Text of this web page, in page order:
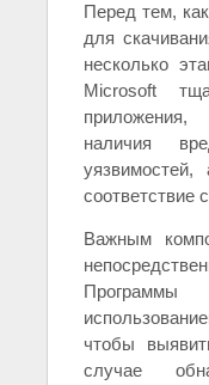
Перед тем,
для
несколько
Microsoft
наличия
соответствие
Важным
чтобы
случае